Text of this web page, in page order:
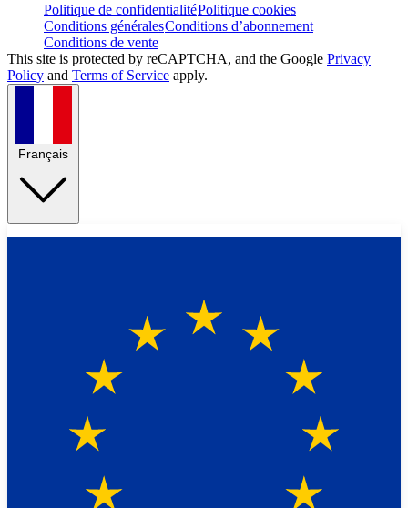
Politique de confidentialitéPolitique cookies
Conditions généralesConditions d’abonnement
Conditions de vente
This site is protected by reCAPTCHA, and the Google Privacy
Policy and Terms of Service apply.
Français